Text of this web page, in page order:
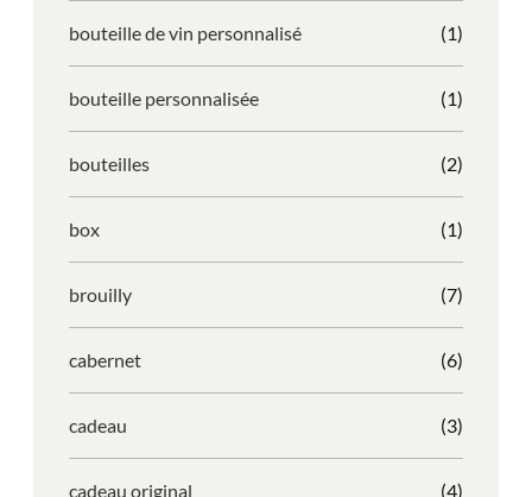
bouteille de vin personnalisé (1)
bouteille personnalisée (1)
bouteilles (2)
box (1)
brouilly (7)
cabernet (6)
cadeau (3)
cadeau original (4)